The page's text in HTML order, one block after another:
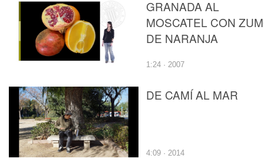
GRANADA AL
MOSCATEL CON
DE NARANJA
1:24 · 2007
DE CAMÍ AL MAR
4:09 · 2014